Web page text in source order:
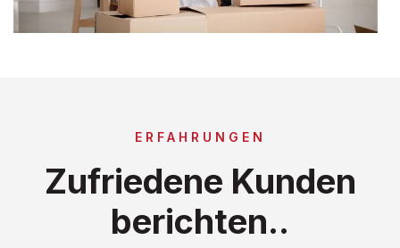
ERFAHRUNGEN
Zufriedene Kunden
berichten..